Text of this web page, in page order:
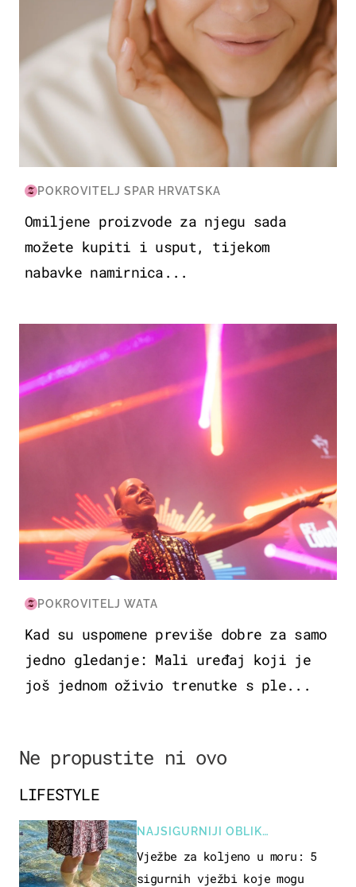
POKROVITELJ SPAR HRVATSKA
Omiljene proizvode za njegu sada
možete kupiti i usput, tijekom
nabavke namirnica...
KULTURA & ZABAVA
POKROVITELJ WATA
Kad su uspomene previše dobre za samo
jedno gledanje: Mali uređaj koji je
još jednom oživio trenutke s ple...
Ne propustite ni ovo
LIFESTYLE
NAJSIGURNIJI OBLIK
REKREACIJE
Vježbe za koljeno u moru: 5
sigurnih vježbi koje mogu